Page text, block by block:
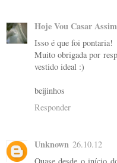
Hoje Vou Casar Assim
Isso é que foi pontaria!
Muito obrigada por
vestido ideal :)
beijinhos
Responder
Unknown 26.10.12